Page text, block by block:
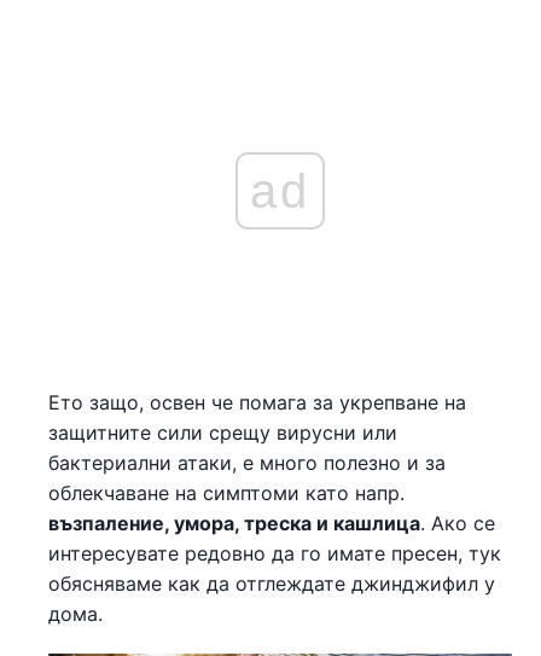
ad
Ето защо, освен че помага за укрепване на
защитните сили срещу вирусни или
бактериални атаки, е много полезно и за
облекчаване на симптоми като напр.
възпаление, умора, треска и кашлица. Ако се
интересувате редовно да го имате пресен, тук
обясняваме как да отглеждате джинджифил у
дома.